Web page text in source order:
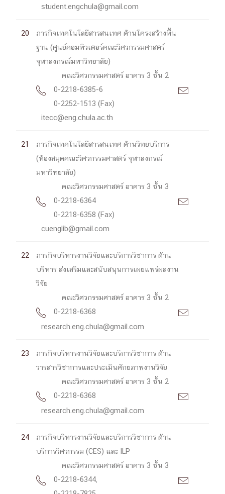
student.engchula@gmail.com
20
ภารกิจเทคโนโลยีสารสนเทศ ด้านโครงสร้างพื้น
ฐาน (ศูนย์คอมพิวเตอร์คณะวิศวกรรมศาสตร์
จุฬาลงกรณ์มหาวิทยาลัย)
คณะวิศวกรรมศาสตร์ อาคาร 3 ชั้น 2

0-2218-6385-6
0-2252-1513 (Fax)

itecc@eng.chula.ac.th
21
ภารกิจเทคโนโลยีสารสนเทศ ด้านวิทยบริการ
(ห้องสมุดคณะวิศวกรรมศาสตร์ จุฬาลงกรณ์
มหาวิทยาลัย)
คณะวิศวกรรมศาสตร์ อาคาร 3 ชั้น 3

0-2218-6364
0-2218-6358 (Fax)

cuenglib@gmail.com
22 ภารกิจบริหารงานวิจัยและบริการวิชาการ ด้าน
บริหาร ส่งเสริมและสนับสนุนการเผยแพร่ผลงาน
วิจัย
คณะวิศวกรรมศาสตร์ อาคาร 3 ชั้น 2
 0-2218-6368 
research.eng.chula@gmail.com
23
ภารกิจบริหารงานวิจัยและบริการวิชาการ ด้าน
วารสารวิชาการและประเมินศักยภาพงานวิจัย
คณะวิศวกรรมศาสตร์ อาคาร 3 ชั้น 2
 0-2218-6368 
research.eng.chula@gmail.com
24 ภารกิจบริหารงานวิจัยและบริการวิชาการ ด้าน
บริการวิศวกรรม (CES) และ ILP
คณะวิศวกรรมศาสตร์ อาคาร 3 ชั้น 3

0-2218-6344,
